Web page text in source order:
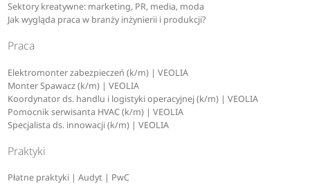
Sektory kreatywne: marketing, PR, media, moda
Jak wygląda praca w branży inżynierii i produkcji?
Praca
Elektromonter zabezpieczeń (k/m) | VEOLIA
Monter Spawacz (k/m) | VEOLIA
Koordynator ds. handlu i logistyki operacyjnej (k/m) | VEOLIA
Pomocnik serwisanta HVAC (k/m) | VEOLIA
Specjalista ds. innowacji (k/m) | VEOLIA
Praktyki
Płatne praktyki | Audyt | PwC